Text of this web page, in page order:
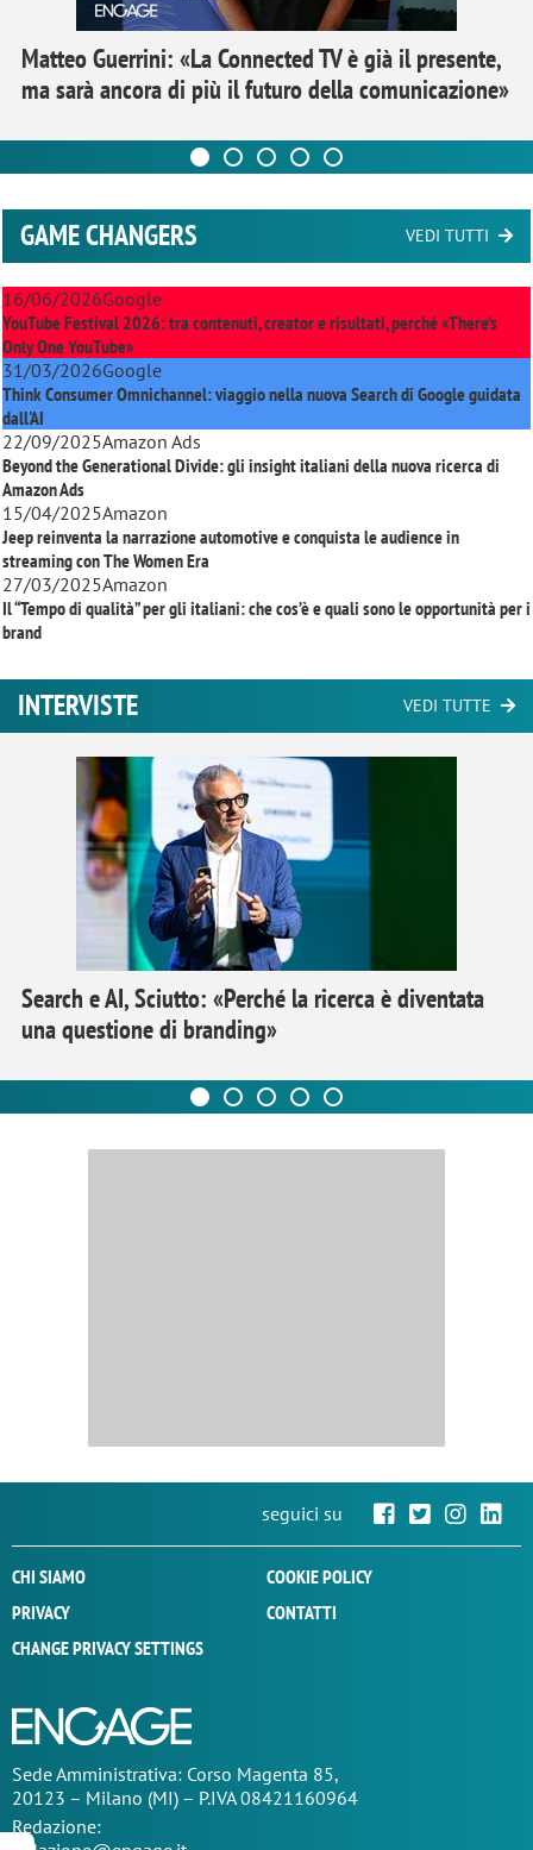
Matteo Guerrini: «La Connected TV è già il presente,
ma sarà ancora di più il futuro della comunicazione»
GAME CHANGERS VEDI TUTTI
16/06/2026Google
YouTube Festival 2026: tra contenuti, creator e risultati, perché «There’s
Only One YouTube»
31/03/2026Google
Think Consumer Omnichannel: viaggio nella nuova Search di Google guidata
dall'AI
22/09/2025Amazon Ads
Beyond the Generational Divide: gli insight italiani della nuova ricerca di
Amazon Ads
15/04/2025Amazon
Jeep reinventa la narrazione automotive e conquista le audience in
streaming conThe Women Era
27/03/2025Amazon
Il “Tempo di qualità” per gli italiani: che cos’è e quali sono le opportunità per i
brand
INTERVISTE VEDI TUTTE
Search e AI, Sciutto: «Perché la ricerca è diventata
una questione di branding»
seguici su
CHI SIAMO
COOKIE POLICY
PRIVACY
CONTATTI
CHANGE PRIVACY SETTINGS
SedeAmministrativa: Corso Magenta 85,
20123 – Milano (MI) – P.IVA 08421160964
Redazione: